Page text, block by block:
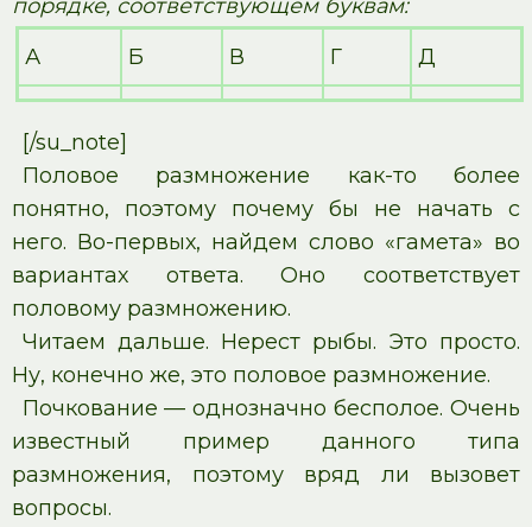
порядке, соответствующем буквам:
А
Б В Г Д
[/su_note]
Половое размножение как-то более
понятно, поэтому почему бы не начать с
него. Во-первых, найдем слово «гамета» во
вариантах ответа. Оно соответствует
половому размножению.
Читаем дальше. Нерест рыбы. Это просто.
Ну, конечно же, это половое размножение.
Почкование — однозначно бесполое. Очень
известный пример данного типа
размножения, поэтому вряд ли вызовет
вопросы.